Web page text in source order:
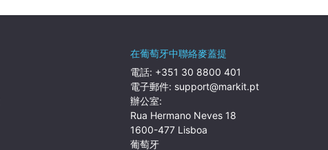
在葡萄牙中聯絡麥蓋提
電話: +351 30 8800 401
電子郵件: support@markit.pt
辦公室:
Rua Hermano Neves 18
1600-477 Lisboa
葡萄牙